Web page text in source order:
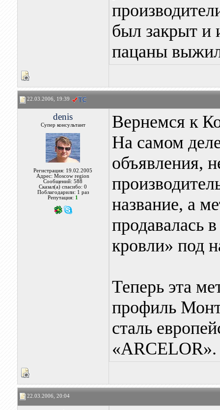
был закрыт и
пацаны
22.03.2006, 19:39
denis
Супер консультант
Регистрация: 19.02.2005
Адрес: Moscow region
Сообщений: 588
Сказал(а) спасибо: 0
Поблагодарили: 1 раз
Репутация: 1
Вернемся к
На самом
объявления,
название, а
продавалась
кровли» под
Теперь эта
профиль
сталь
22.03.2006, 20:04